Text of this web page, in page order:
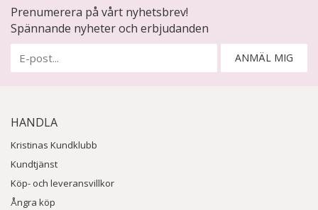
Prenumerera på vårt nyhetsbrev!
Spännande nyheter och erbjudanden
ANMÄL MIG
HANDLA
Kristinas Kundklubb
Kundtjänst
Köp- och leveransvillkor
Ångra köp